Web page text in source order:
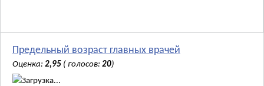
Предельный возраст главных врачей
Оценка: 2,95 ( голосов: 20)
Загрузка...